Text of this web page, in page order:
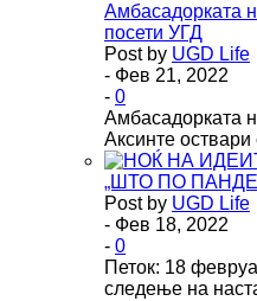
Амбасадорката
посети УГД
Post by UGD Life
- Фев 21, 2022
- 0
Амбасадорката
Аксинте
„ШТО ПО
Post by UGD Life
- Фев 18, 2022
- 0
Петок: 18
следење на